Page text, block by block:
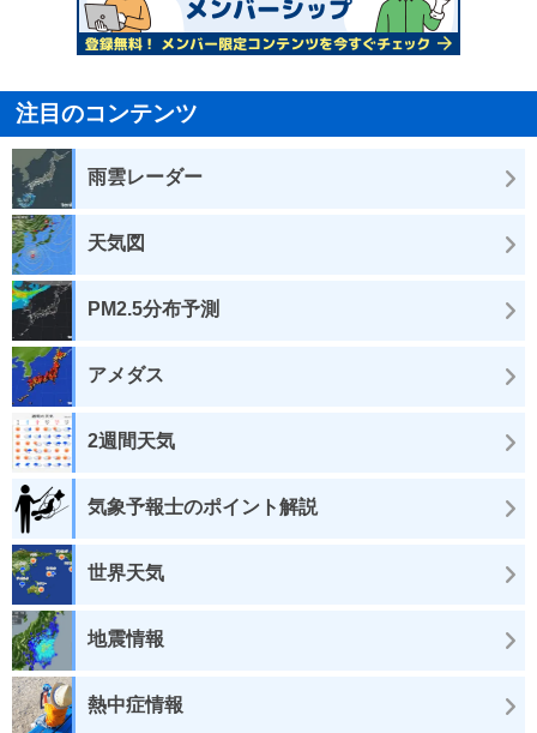
注目のコンテンツ
雨雲レーダー
天気図
PM2.5分布予測
アメダス
2週間天気
気象予報士のポイント解説
世界天気
地震情報
熱中症情報